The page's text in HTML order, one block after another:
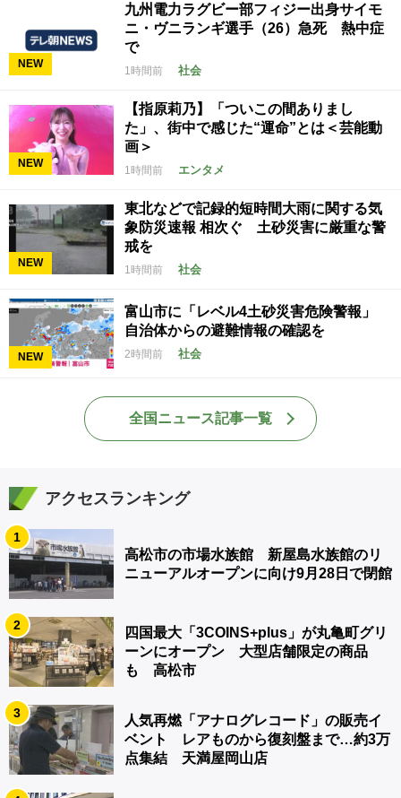
NEW
九州電力ラグビー部フィジー出身サイモ
ニ・ヴニランギ選手（26）急死 熱中症
で
1時間前 社会
NEW
【指原莉乃】「ついこの間ありまし
た」、街中で感じた“運命”とは＜芸能動
画＞
1時間前 エンタメ
NEW
東北などで記録的短時間大雨に関する気
象防災速報 相次ぐ 土砂災害に厳重な警
戒を
1時間前 社会
NEW
富山市に「レベル4土砂災害危険警報」
自治体からの避難情報の確認を
2時間前 社会
全国ニュース記事一覧
アクセスランキング
1
高松市の市場水族館 新屋島水族館のリ
ニューアルオープンに向け9月28日で閉館
2
四国最大「3COINS+plus」が丸亀町グリ
ーンにオープン 大型店舗限定の商品
も 高松市
3
人気再燃「アナログレコード」の販売イ
ベント レアものから復刻盤まで…約3万
点集結 天満屋岡山店